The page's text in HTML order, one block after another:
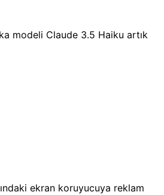
modeli Claude 3.5 Haiku artık
ekran koruyucuya reklam